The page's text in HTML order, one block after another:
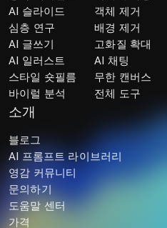
AI 슬라이드
심층 연구
AI 글쓰기
AI 일러스트
스타일 숏필름
바이럴 분석
객체 제거
배경 제거
고화질 확대
AI 채팅
무한 캔버스
전체 도구
소개
블로그
AI 프롬프트 라이브러리
영감 커뮤니티
문의하기
도움말 센터
가격